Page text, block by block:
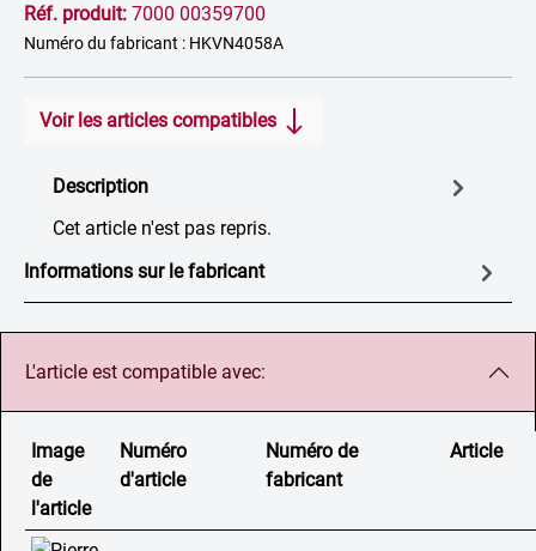
Réf. produit: 7000 00359700
Numéro du fabricant : HKVN4058A
Voir les articles compatibles
Description
Cet article n'est pas repris.
Informations sur le fabricant
L'article est compatible avec:
Image
de
l'article
Numéro
d'article
Numéro de
fabricant
Article